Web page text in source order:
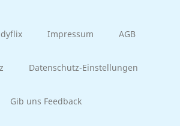
Impressum AGB
Datenschutz-Einstellungen
Gib uns Feedback